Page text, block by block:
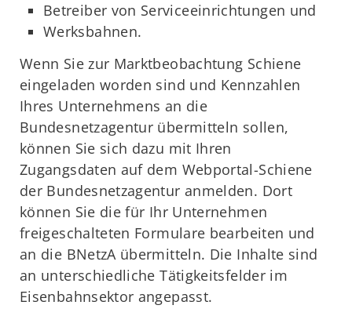
Betreiber von Serviceeinrichtungen und
Werksbahnen.
Wenn Sie zur Marktbeobachtung Schiene
eingeladen worden sind und Kennzahlen
Ihres Unternehmens an die
Bundesnetzagentur übermitteln sollen,
können Sie sich dazu mit Ihren
Zugangsdaten auf dem Webportal-Schiene
der Bundesnetzagentur anmelden. Dort
können Sie die für Ihr Unternehmen
freigeschalteten Formulare bearbeiten und
an die BNetzA übermitteln. Die Inhalte sind
an unterschiedliche Tätigkeitsfelder im
Eisenbahnsektor angepasst.